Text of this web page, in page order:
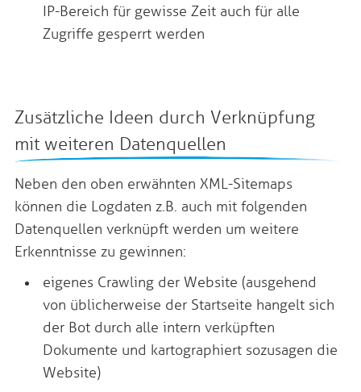
IP-Bereich für gewisse Zeit auch für alle
Zugriffe gesperrt werden
Zusätzliche Ideen durch Verknüpfung
mit weiteren Datenquellen
Neben den oben erwähnten XML-Sitemaps
können die Logdaten z.B. auch mit folgenden
Datenquellen verknüpft werden um weitere
Erkenntnisse zu gewinnen:
eigenes Crawling der Website (ausgehend
von üblicherweise der Startseite hangelt sich
der Bot durch alle intern verküpften
Dokumente und kartographiert sozusagen die
Website)